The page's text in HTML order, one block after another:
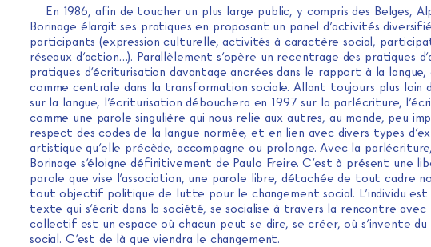
En 1986, afin de toucher un plus large public, y compris des Belges,
Borinage élargit ses pratiques en proposant un panel d’activités
participants (expression culturelle, activités à caractère social,
réseaux d’action…). Parallèlement s’opère un recentrage des pratiques
pratiques d’écriturisation davantage ancrées dans le rapport à la langue,
comme centrale dans la transformation sociale. Allant toujours plus loin
sur la langue, l’écriturisation débouchera en 1997 sur la parlécriture,
comme une parole singulière qui nous relie aux autres, au monde, peu
respect des codes de la langue normée, et en lien avec divers types
artistique qu’elle précède, accompagne ou prolonge. Avec la
Borinage s’éloigne définitivement de Paulo Freire. C’est à présent une
parole que vise l’association, une parole libre, détachée de tout cadre
tout objectif politique de lutte pour le changement social. L’individu est
texte qui s’écrit dans la société, se socialise à travers la rencontre avec
collectif est un espace où chacun peut se dire, se créer, où s’invente
social. C’est de là que viendra le changement.